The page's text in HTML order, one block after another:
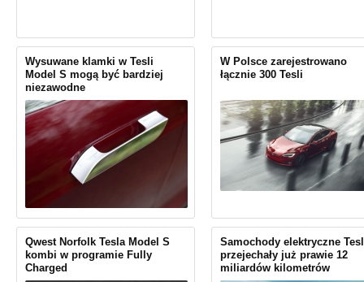
Wysuwane klamki w Tesli
Model S mogą być bardziej
niezawodne
W Polsce zarejestrowano
łącznie 300 Tesli
Qwest Norfolk Tesla Model S
kombi w programie Fully
Charged
Samochody elektryczne
przejechały już prawie 12
miliardów kilometrów